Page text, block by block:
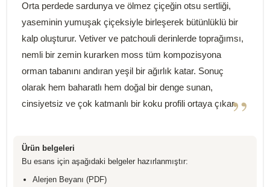
Orta perdede sardunya ve ölmez çiçeğin otsu sertliği,
yaseminin yumuşak çiçeksiyle birleşerek bütünlüklü bir
kalp oluşturur. Vetiver ve patchouli derinlerde toprağımsı,
nemli bir zemin kurarken moss tüm kompozisyona
orman tabanını andıran yeşil bir ağırlık katar. Sonuç
olarak hem baharatlı hem doğal bir denge sunan,
cinsiyetsiz ve çok katmanlı bir koku profili ortaya çıkar.”
Ürün belgeleri
Bu esans için aşağıdaki belgeler hazırlanmıştır:
Alerjen Beyanı (PDF)